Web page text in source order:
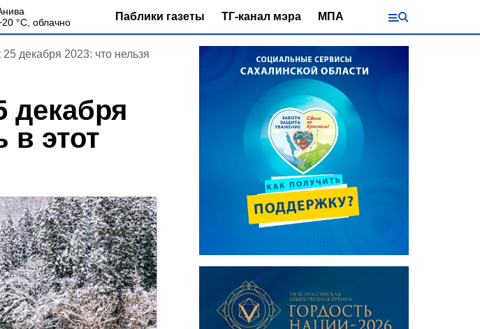
20 °С, облачно Паблики газеты ТГ-канал мэра МПА
декабря 2023: что нельзя
декабря
в этот